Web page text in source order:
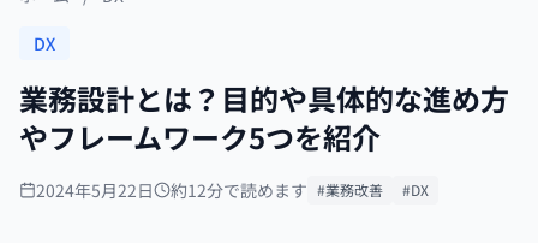
DX
業務設計とは？目的や具体的な進め方
やフレームワーク5つを紹介
2024年5月22日 約12分で読めます #業務改善 #DX